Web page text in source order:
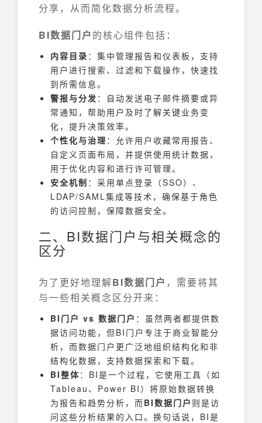
分享，从而简化数据分析流程。
BI数据门户的核心组件包括：
内容目录 ：集中管理报告和仪表板，支持
用户进行搜索、过滤和下载操作，快速找
到所需信息。
警报与分发 ：自动发送电子邮件摘要或异
常通知，帮助用户及时了解关键业务变
化，提升决策效率。
个性化与治理 ：允许用户收藏常用报告、
自定义页面布局，并提供使用统计数据，
用于优化内容和进行许可管理。
安全机制 ：采用单点登录（SSO）、
LDAP/SAML集成等技术，确保基于角色
的访问控制，保障数据安全。
二、BI数据门户与相关概念的
区分
为了更好地理解BI数据门户 ，需要将其
与一些相关概念区分开来：
BI门户 vs 数据门户 ：虽然两者都提供数
据访问功能，但BI门户专注于商业智能分
析，而数据门户更广泛地组织结构化和非
结构化数据，支持数据探索和下载。
BI整体：BI是一个过程，它使用工具（如
Tableau、Power BI）将原始数据转换
为报告和趋势分析，而BI数据门户 则是访
问这些分析结果的入口。换句话说，BI是